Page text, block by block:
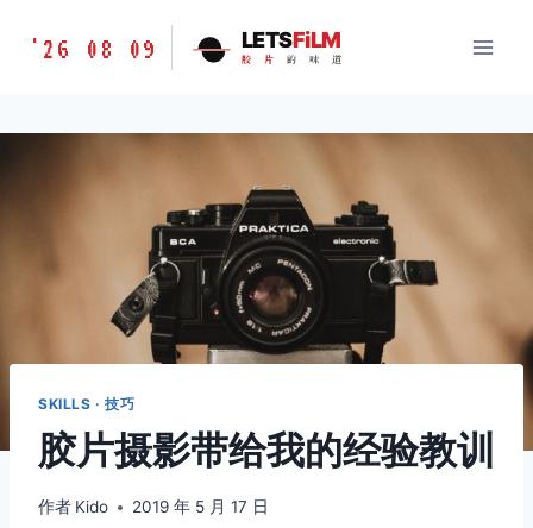
胶
味
'26 08 09 LETSFiLM
胶 片 的 味 道
SKILLS · 技巧
胶片摄影带给我的经验教训
作者 Kido 2019 年 5 月 17 日